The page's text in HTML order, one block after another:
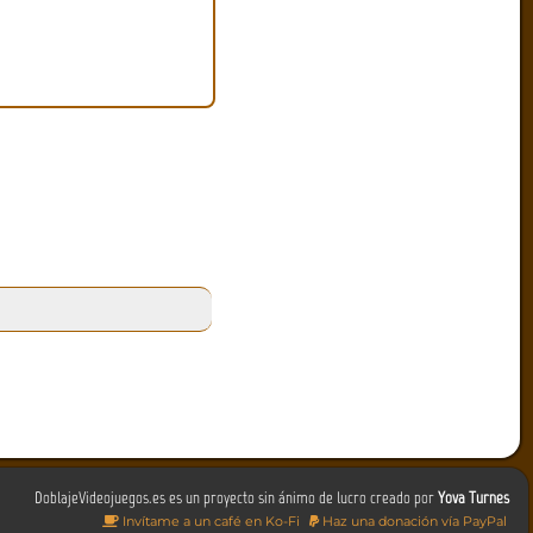
DoblajeVideojuegos.es es un proyecto sin ánimo de lucro creado porYova Turnes
Invítame a un café en Ko-Fi Haz una donación vía PayPal